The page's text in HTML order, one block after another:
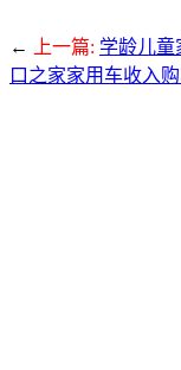
← 上一篇: 学龄儿童
口之家家用车收入